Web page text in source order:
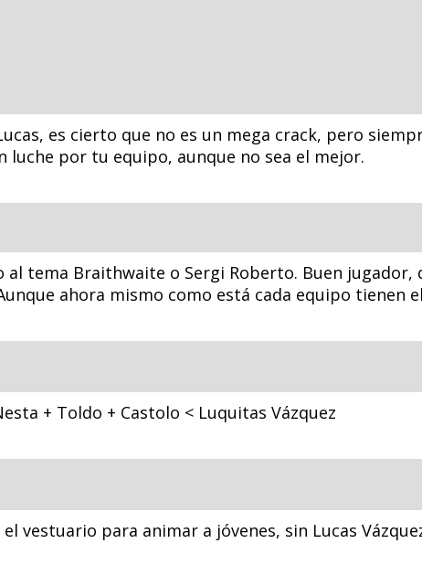
es cierto que no es un mega crack, pero
luche por tu equipo, aunque no sea el mejor.
al tema Braithwaite o Sergi Roberto. Buen
ahora mismo como está cada equipo tienen
+ Toldo + Castolo < Luquitas Vázquez
vestuario para animar a jóvenes, sin Lucas